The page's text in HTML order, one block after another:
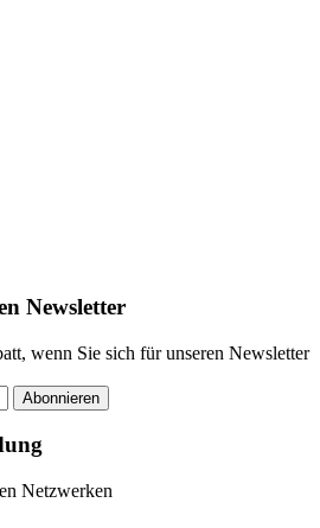
Newsletter
wenn Sie sich für unseren Newsletter
Abonnieren
Netzwerken